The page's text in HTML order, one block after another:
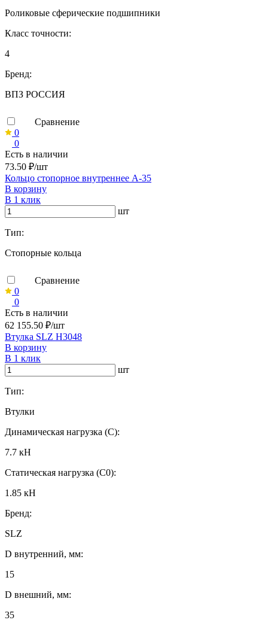
Роликовые сферические подшипники
Класс точности:
4
Бренд:
ВПЗ РОССИЯ
Сравнение
0
0
Есть в наличии
73.50 ₽/шт
Кольцо стопорное внутреннее А-35
В корзину
В 1 клик
шт
Тип:
Стопорные кольца
Сравнение
0
0
Есть в наличии
62 155.50 ₽/шт
Втулка SLZ H3048
В корзину
В 1 клик
шт
Тип:
Втулки
Динамическая нагрузка (C):
7.7 кН
Статическая нагрузка (C0):
1.85 кН
Бренд:
SLZ
D внутренний, мм:
15
D внешний, мм:
35